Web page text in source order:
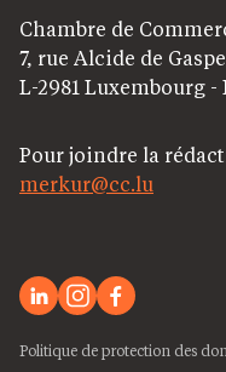
Chambre de
7, rue Alcide de
L-2981 Luxembourg
Pour joindre la
merkur@cc.lu
Politique de protection des